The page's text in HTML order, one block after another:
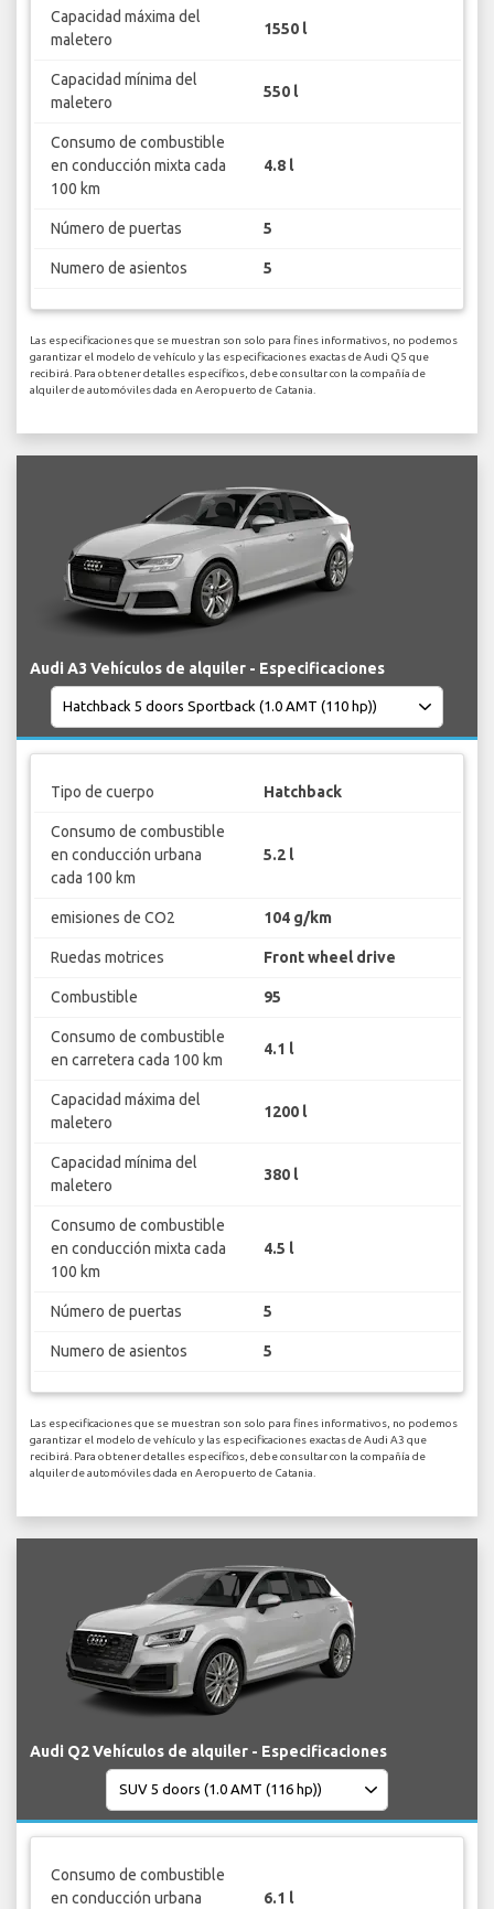
Capacidad máxima del
maletero
1550 l
Capacidad mínima del
maletero
550 l
Consumo de combustible
en conducción mixta cada
100 km
4.8 l
Número de puertas 5
Numero de asientos 5
Las especificaciones que se muestran son solo para fines informativos, no podemos
garantizar el modelo de vehículo y las especificaciones exactas de Audi Q5 que
recibirá. Para obtener detalles específicos, debe consultar con la compañía de
alquiler de automóviles dada en Aeropuerto de Catania.
Audi A3 Vehículos de alquiler - Especificaciones
Tipo de cuerpo Hatchback
Consumo de combustible
en conducción urbana
cada 100 km
5.2 l
emisiones de CO2 104 g/km
Ruedas motrices Front wheel drive
Combustible 95
Consumo de combustible
en carretera cada 100 km
4.1 l
Capacidad máxima del
maletero
1200 l
Capacidad mínima del
maletero
380 l
Consumo de combustible
en conducción mixta cada
100 km
4.5 l
Número de puertas 5
Numero de asientos 5
Las especificaciones que se muestran son solo para fines informativos, no podemos
garantizar el modelo de vehículo y las especificaciones exactas de Audi A3 que
recibirá. Para obtener detalles específicos, debe consultar con la compañía de
alquiler de automóviles dada en Aeropuerto de Catania.
Audi Q2 Vehículos de alquiler - Especificaciones
Consumo de combustible
en conducción urbana
6.1 l